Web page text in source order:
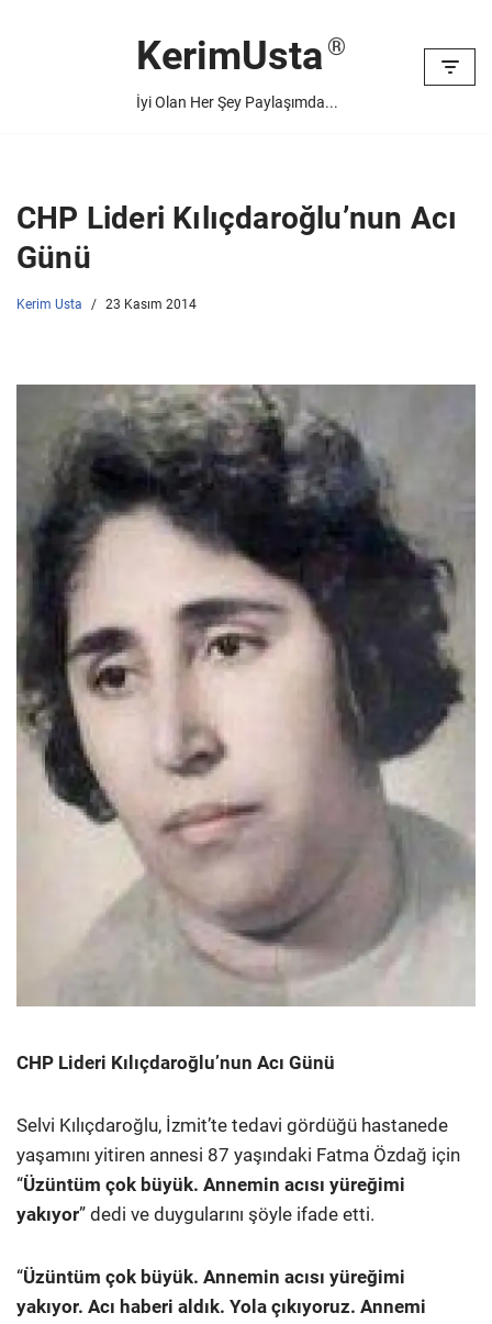
KerimUsta
İyi Olan Her Şey Paylaşımda...
CHP Lideri Kılıçdaroğlu’nun Acı
Günü
Kerim Usta 23 Kasım 2014
CHP Lideri Kılıçdaroğlu’nun Acı Günü
Selvi Kılıçdaroğlu, İzmit’te tedavi gördüğü hastanede
yaşamını yitiren annesi 87 yaşındaki Fatma Özdağ için
“Üzüntüm çok büyük. Annemin acısı yüreğimi
yakıyor” dedi ve duygularını şöyle ifade etti.
“Üzüntüm çok büyük. Annemin acısı yüreğimi
yakıyor. Acı haberi aldık. Yola çıkıyoruz. Annemi